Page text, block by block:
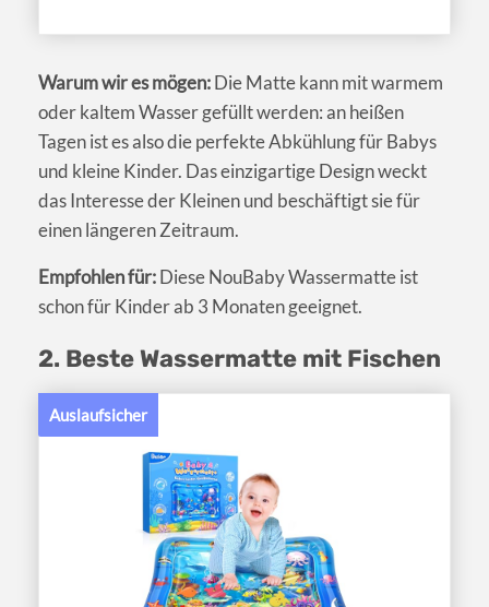
Warum wir es mögen:Die Matte kann mit warmem
oder kaltem Wasser gefüllt werden: an heißen
Tagen ist es also die perfekte Abkühlung für Babys
und kleine Kinder. Das einzigartige Design weckt
das Interesse der Kleinen und beschäftigt sie für
einen längeren Zeitraum.
Empfohlen für:Diese NouBaby Wassermatte ist
schon für Kinder ab 3 Monaten geeignet.
2. Beste Wassermatte mit Fischen
Auslaufsicher